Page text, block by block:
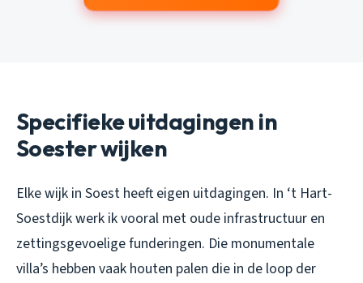
Specifieke uitdagingen in
Soester wijken
Elke wijk in Soest heeft eigen uitdagingen. In ‘t Hart-
Soestdijk werk ik vooral met oude infrastructuur en
zettingsgevoelige funderingen. Die monumentale
villa’s hebben vaak houten palen die in de loop der